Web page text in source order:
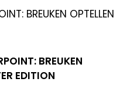
BREUKEN
EDITION